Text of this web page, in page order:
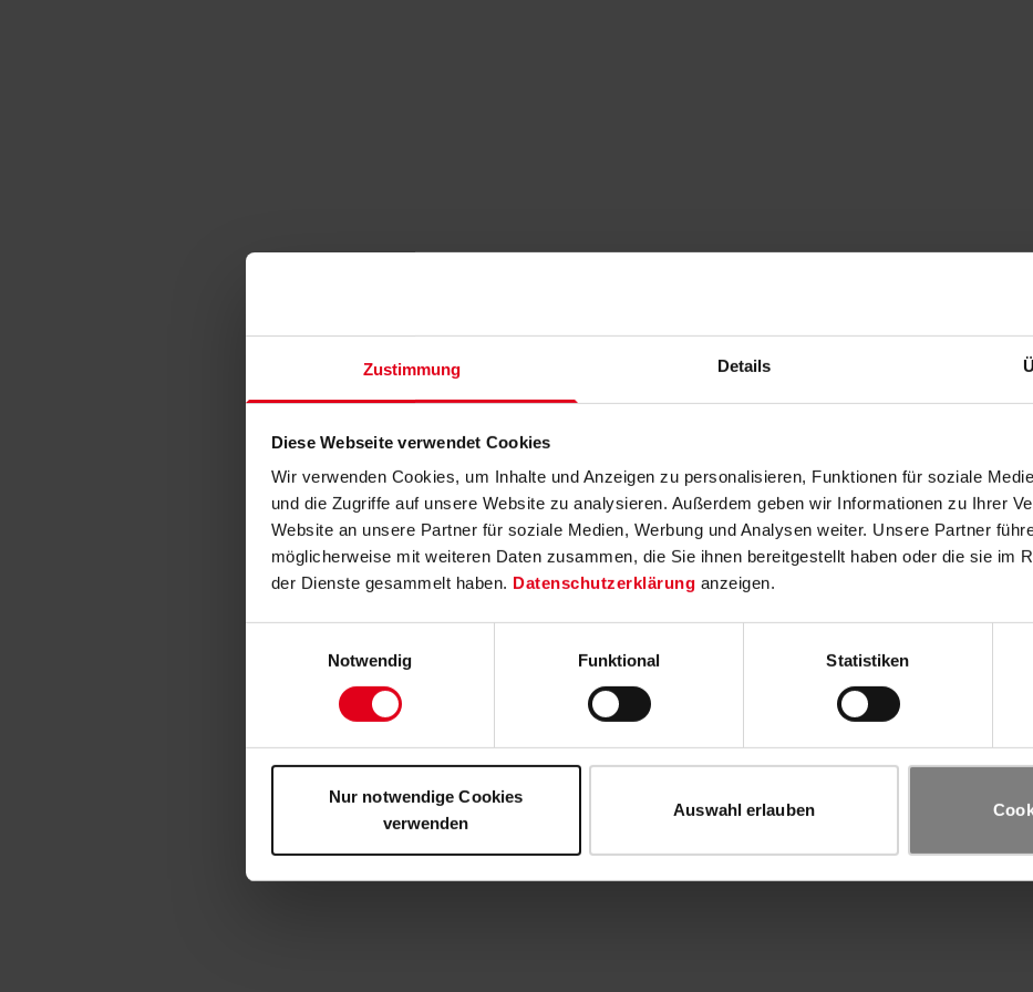
Zustimmung Details
Diese Webseite verwendet Cookies
Wir verwenden Cookies, um Inhalte und Anzeigen zu personalisieren, Funktionen für soziale
und die Zugriffe auf unsere Website zu analysieren. Außerdem geben wir Informationen zu Ihrer
Website an unsere Partner für soziale Medien, Werbung und Analysen weiter. Unsere Partner
möglicherweise mit weiteren Daten zusammen, die Sie ihnen bereitgestellt haben oder die sie im
der Dienste gesammelt haben. Datenschutzerklärung anzeigen.
Notwendig
Funktional Statistiken
Nur notwendige Cookies
verwenden
Auswahl erlauben